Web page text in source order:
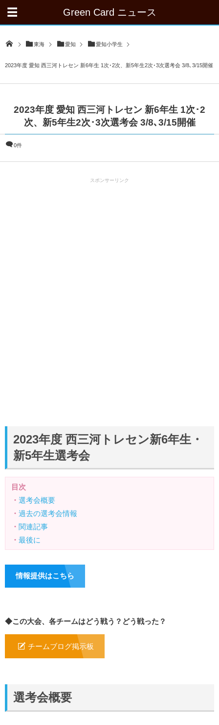
Green Card ニュース
東海 愛知 愛知小学生
2023年度 愛知 西三河トレセン 新6年生 1次･2次、新5年生2次･3次選考会 3/8､3/15開催
2023年度 愛知 西三河トレセン 新6年生 1次･2
次、新5年生2次･3次選考会 3/8､3/15開催
0件
スポンサーリンク
2023年度 西三河トレセン新6年生・
新5年生選考会
目次
・ 選考会概要
・ 過去の選考会情報
・ 関連記事
・ 最後に
情報提供はこちら
◆この大会、各チームはどう戦う？どう戦った？
チームブログ掲示板
選考会概要